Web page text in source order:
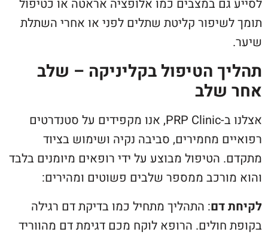
לסייע גם במצבים כמו אלופציה אראטה או כטיפול
תומך לשיפור קליטת שתלים לפני או אחרי השתלת
שיער.
תהליך הטיפול בקליניקה – שלב
אחר שלב
אצלנו ב-PRP Clinic, אנו מקפידים על סטנדרטים
רפואיים מחמירים, סביבה נקיה ושימוש בציוד
מתקדם. הטיפול מבוצע על ידי רופאים מיומנים בלבד
והוא מורכב ממספר שלבים פשוטים ומהירים:
לקיחת דם: התהליך מתחיל כמו בדיקת דם רגילה
בקופת חולים. הרופא לוקח מכם דגימת דם מהווריד